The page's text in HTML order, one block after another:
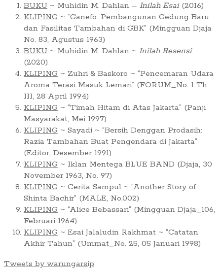
BUKU ~ Muhidin M. Dahlan – Inilah Esai(2016)
KLIPING ~ “Ganefo: Pembangunan Gedung Baru
dan Fasilitas Tambahan di GBK” (Mingguan Djaja
No. 83, Agustus 1963)
BUKU ~ Muhidin M. Dahlan ~ Inilah Resensi
(2020)
KLIPING ~ Zuhri & Baskoro ~ “Pencemaran Udara
Aroma Terasi Masuk Lemari” (FORUM_No. 1 Th.
III, 28 April 1994)
KLIPING ~ “Timah Hitam di Atas Jakarta” (Panji
Masyarakat, Mei 1997)
KLIPING ~ Sayadi ~ “Bersih Denggan Prodasih:
Razia Tambahan Buat Pengendara di Jakarta”
(Editor, Desember 1991)
KLIPING ~ Iklan Mentega BLUE BAND (Djaja, 30
November 1963, No. 97)
KLIPING ~ Cerita Sampul ~ “Another Story of
Shinta Bachir” (MALE, No.002)
KLIPING ~ “Alice Bebassari” (Mingguan Djaja_106,
Februari 1964)
KLIPING ~ Esai Jalaludin Rakhmat ~ “Catatan
Akhir Tahun” (Ummat_No. 25, 05 Januari 1998)
Tweets by warungarsip